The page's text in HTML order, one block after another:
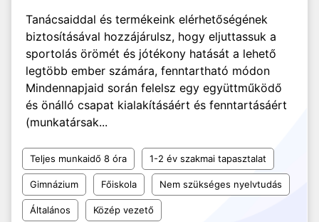
Tanácsaiddal és termékeink elérhetőségének
biztosításával hozzájárulsz, hogy eljuttassuk a
sportolás örömét és jótékony hatását a lehető
legtöbb ember számára, fenntartható módon
Mindennapjaid során felelsz egy együttműködő
és önálló csapat kialakításáért és fenntartásáért
(munkatársak...
Teljes munkaidő 8 óra 1-2 év szakmai tapasztalat
Gimnázium Főiskola Nem szükséges nyelvtudás
Általános Közép vezető